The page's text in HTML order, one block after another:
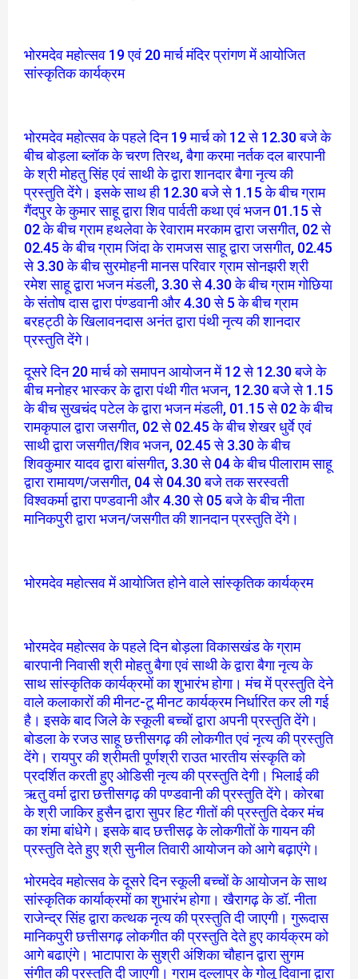
भोरमदेव महोत्सव 19 एवं 20 मार्च मंदिर प्रांगण में आयोजित
सांस्कृतिक कार्यक्रम
भोरमदेव महोत्सव के पहले दिन 19 मार्च को 12 से 12.30 बजे के
बीच बोड़ला ब्लॉक के चरण तिरथ, बैगा करमा नर्तक दल बारपानी
के श्री मोहतु सिंह एवं साथी के द्वारा शानदार बैगा नृत्य की
प्रस्तुति देंगे। इसके साथ ही 12.30 बजे से 1.15 के बीच ग्राम
गैंदपुर के कुमार साहू द्वारा शिव पार्वती कथा एवं भजन 01.15 से
02 के बीच ग्राम हथलेवा के रेवाराम मरकाम द्वारा जसगीत, 02 से
02.45 के बीच ग्राम जिंदा के रामजस साहू द्वारा जसगीत, 02.45
से 3.30 के बीच सुरमोहनी मानस परिवार ग्राम सोनझरी श्री
रमेश साहू द्वारा भजन मंडली, 3.30 से 4.30 के बीच ग्राम गोछिया
के संतोष दास द्वारा पंण्डवानी और 4.30 से 5 के बीच ग्राम
बरहट्ठी के खिलावनदास अनंत द्वारा पंथी नृत्य की शानदार
प्रस्तुति देंगे।
दूसरे दिन 20 मार्च को समापन आयोजन में 12 से 12.30 बजे के
बीच मनोहर भास्कर के द्वारा पंथी गीत भजन, 12.30 बजे से 1.15
के बीच सुखचंद पटेल के द्वारा भजन मंडली, 01.15 से 02 के बीच
रामकृपाल द्वारा जसगीत, 02 से 02.45 के बीच शेखर धुर्वे एवं
साथी द्वारा जसगीत/शिव भजन, 02.45 से 3.30 के बीच
शिवकुमार यादव द्वारा बांसगीत, 3.30 से 04 के बीच पीलाराम साहू
द्वारा रामायण/जसगीत, 04 से 04.30 बजे तक सरस्वती
विश्वकर्मा द्वारा पण्डवानी और 4.30 से 05 बजे के बीच नीता
मानिकपुरी द्वारा भजन/जसगीत की शानदान प्रस्तुति देंगे।
भोरमदेव महोत्सव में आयोजित होने वाले सांस्कृतिक कार्यक्रम
भोरमदेव महोत्सव के पहले दिन बोड़ला विकासखंड के ग्राम
बारपानी निवासी श्री मोहतु बैगा एवं साथी के द्वारा बैगा नृत्य के
साथ सांस्कृतिक कार्यक्रमों का शुभारंभ होगा। मंच में प्रस्तुति देने
वाले कलाकारों की मीनट-टू मीनट कार्यक्रम निर्धारित कर ली गई
है। इसके बाद जिले के स्कूली बच्चों द्वारा अपनी प्रस्तुति देंगे।
बोडला के रजउ साहू छत्तीसगढ़ की लोकगीत एवं नृत्य की प्रस्तुति
देंगे। रायपुर की श्रीमती पूर्णश्री राउत भारतीय संस्कृति को
प्रदर्शित करती हुए ओडिसी नृत्य की प्रस्तुति देगी। भिलाई की
ऋतु वर्मा द्वारा छत्तीसगढ़ की पण्डवानी की प्रस्तुति देंगे। कोरबा
के श्री जाकिर हुसैन द्वारा सुपर हिट गीतों की प्रस्तुति देकर मंच
का शंमा बांधेगे। इसके बाद छत्तीसढ़ के लोकगीतों के गायन की
प्रस्तुति देते हुए श्री सुनील तिवारी आयोजन को आगे बढ़ाएंगे।
भोरमदेव महोत्सव के दूसरे दिन स्कूली बच्चों के आयोजन के साथ
सांस्कृतिक कार्याक्रमों का शुभारंभ होगा। खैरागढ़ के डॉ. नीता
राजेन्द्र सिंह द्वारा कत्थक नृत्य की प्रस्तुति दी जाएगी। गुरूदास
मानिकपुरी छत्तीसगढ़ लोकगीत की प्रस्तुति देते हुए कार्यक्रम को
आगे बढाएंगे। भाटापारा के सुश्री अंशिका चौहान द्वारा सुगम
संगीत की प्रस्तुति दी जाएगी। ग्राम दुल्लापुर के गोलू दिवाना द्वारा